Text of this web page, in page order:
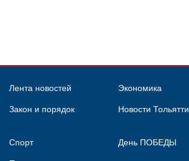
Лента новостей Экономика
Закон и порядок Новости Тольятти
Спорт День ПОБЕДЫ